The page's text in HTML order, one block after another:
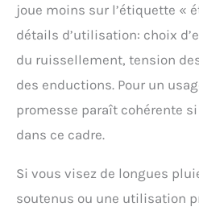
joue moins sur l’étiquette «
détails d’utilisation: choix
du ruissellement, tension
des enductions. Pour un
promesse paraît cohérente
dans ce cadre.
Si vous visez de longues
soutenus ou une utilisation